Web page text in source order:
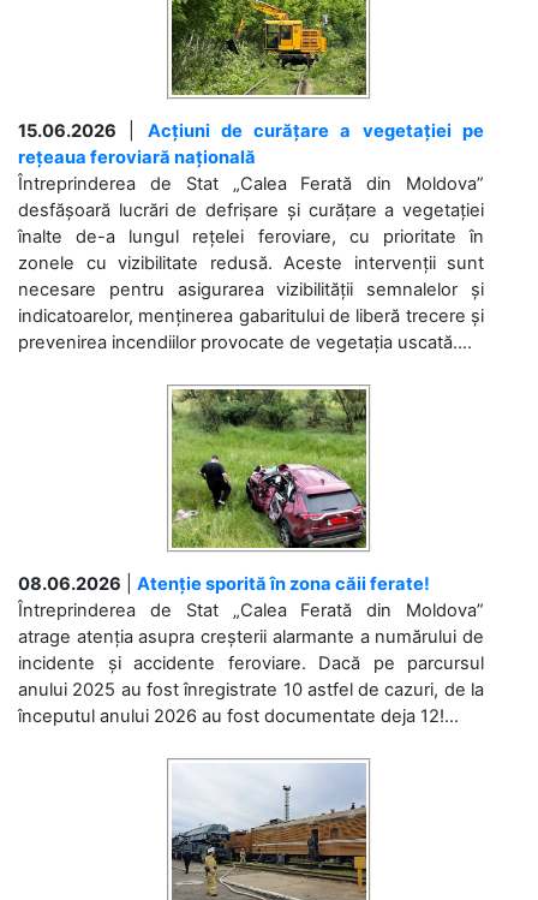
15.06.2026
Acțiuni de curățare a vegetației pe
rețeaua feroviară națională
Întreprinderea de Stat „Calea Ferată din Moldova”
desfășoară lucrări de defrișare și curățare a vegetației
înalte de-a lungul rețelei feroviare, cu prioritate în
zonele cu vizibilitate redusă. Aceste intervenții sunt
necesare pentru asigurarea vizibilității semnalelor și
indicatoarelor, menținerea gabaritului de liberă trecere și
prevenirea incendiilor provocate de vegetația uscată....
08.06.2026
Atenție sporită în zona căii ferate!
Întreprinderea de Stat „Calea Ferată din Moldova”
atrage atenția asupra creșterii alarmante a numărului de
incidente și accidente feroviare. Dacă pe parcursul
anului 2025 au fost înregistrate 10 astfel de cazuri, de la
începutul anului 2026 au fost documentate deja 12!...